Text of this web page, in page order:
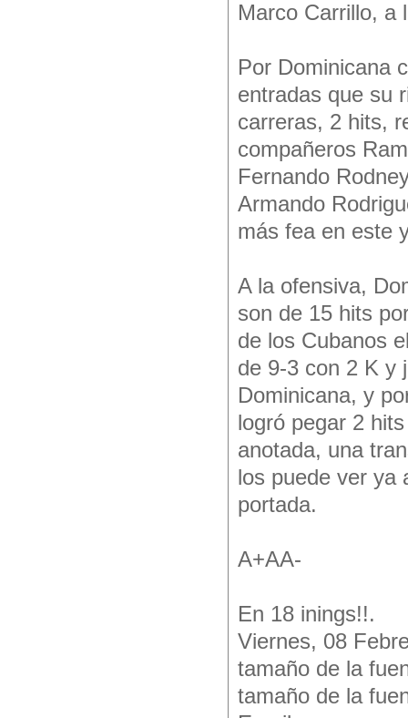
Marco Carrillo, a
Por Dominicana
entradas que su
carreras, 2 hits,
compañeros
Fernando
Armando
más fea en este
A la ofensiva,
son de 15 hits
de los Cubanos
de 9-3 con 2 K y
Dominicana, y
logró pegar 2
anotada, una
los puede ver ya
portada.
A+AA-
En 18 inings!!.
Viernes, 08
tamaño de la
tamaño de la